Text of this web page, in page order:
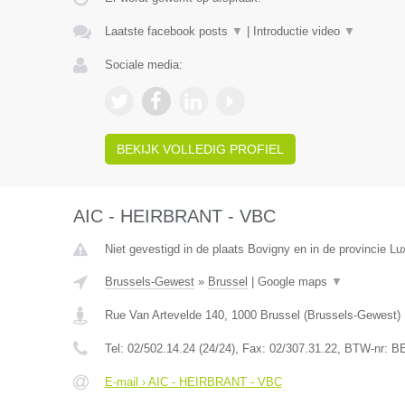
Laatste facebook posts ▼ Introductie video ▼
Sociale media:
BEKIJK VOLLEDIG PROFIEL
AIC - HEIRBRANT - VBC
Niet gevestigd in de plaats Bovigny en in de provincie
Brussels-Gewest» Brussel Google maps ▼
Rue Van Artevelde 140, 1000 Brussel (Brussels-Gewest)
Tel: 02/502.14.24 (24/24), Fax: 02/307.31.22, BTW-nr:
E-mail › AIC - HEIRBRANT - VBC